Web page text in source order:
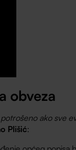
obveza
ako sve
Plišić: